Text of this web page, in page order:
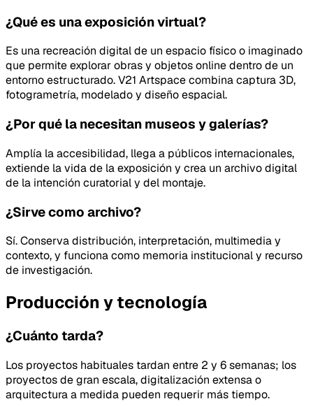
¿Qué es una exposición virtual?
Es una recreación digital de un espacio físico o imaginado
que permite explorar obras y objetos online dentro de un
entorno estructurado. V21 Artspace combina captura 3D,
fotogrametría, modelado y diseño espacial.
¿Por qué la necesitan museos y galerías?
Amplía la accesibilidad, llega a públicos internacionales,
extiende la vida de la exposición y crea un archivo digital
de la intención curatorial y del montaje.
¿Sirve como archivo?
Sí. Conserva distribución, interpretación, multimedia y
contexto, y funciona como memoria institucional y recurso
de investigación.
Producción y tecnología
¿Cuánto tarda?
Los proyectos habituales tardan entre 2 y 6 semanas; los
proyectos de gran escala, digitalización extensa o
arquitectura a medida pueden requerir más tiempo.